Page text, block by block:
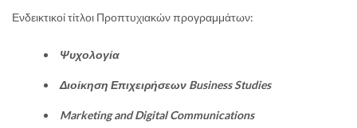
Ενδεικτικοί τίτλοι Προπτυχιακών προγραμμάτων:
Ψυχολογία
Διοίκηση Επιχειρήσεων Business Studies
Marketing and Digital Communications